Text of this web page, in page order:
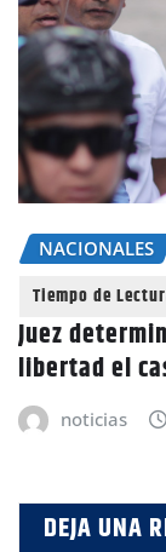
NACIONALES
Juez
libertad el
noticias
DEJA UNA